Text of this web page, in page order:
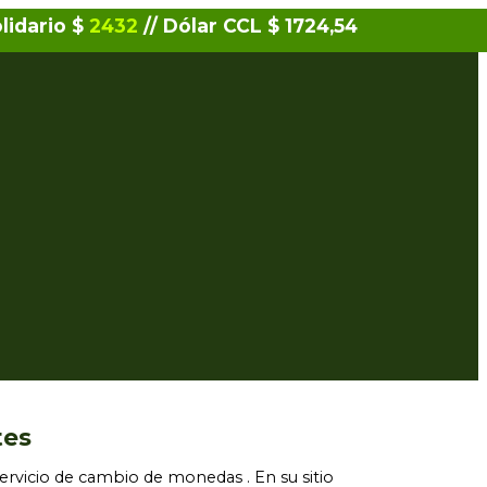
$ 2432 // Dólar CCL $ 1724,54
de cambio de monedas . En su sitio